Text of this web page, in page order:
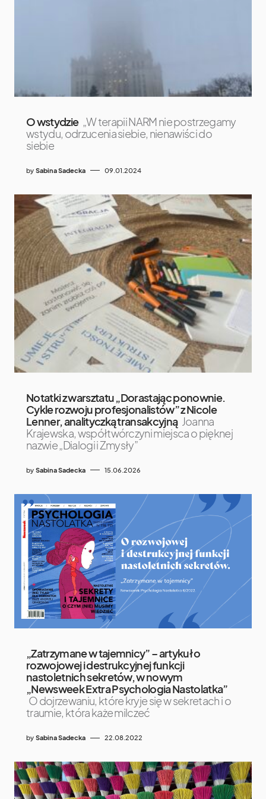
O wstydzie „W terapii NARM nie postrzegamy
wstydu, odrzucenia siebie, nienawiści do
siebie
by Sabina Sadecka 09.01.2024
Notatki z warsztatu „Dorastając ponownie.
Cykle rozwoju profesjonalistów” z Nicole
Lenner, analityczką transakcyjną Joanna
Krajewska, współtwórczyni miejsca o pięknej
nazwie „Dialogi i Zmysły”
by Sabina Sadecka 15.06.2026
„Zatrzymane w tajemnicy” – artykuł o
rozwojowej i destrukcyjnej funkcji
nastoletnich sekretów, w nowym
„Newsweek Extra Psychologia Nastolatka”
O dojrzewaniu, które kryje się w sekretach i o
traumie, która każe milczeć
by Sabina Sadecka 22.08.2022